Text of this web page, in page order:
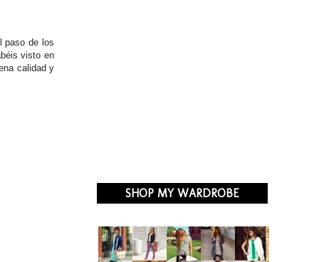
paso de los
visto en
calidad y
SHOP MY WARDROBE